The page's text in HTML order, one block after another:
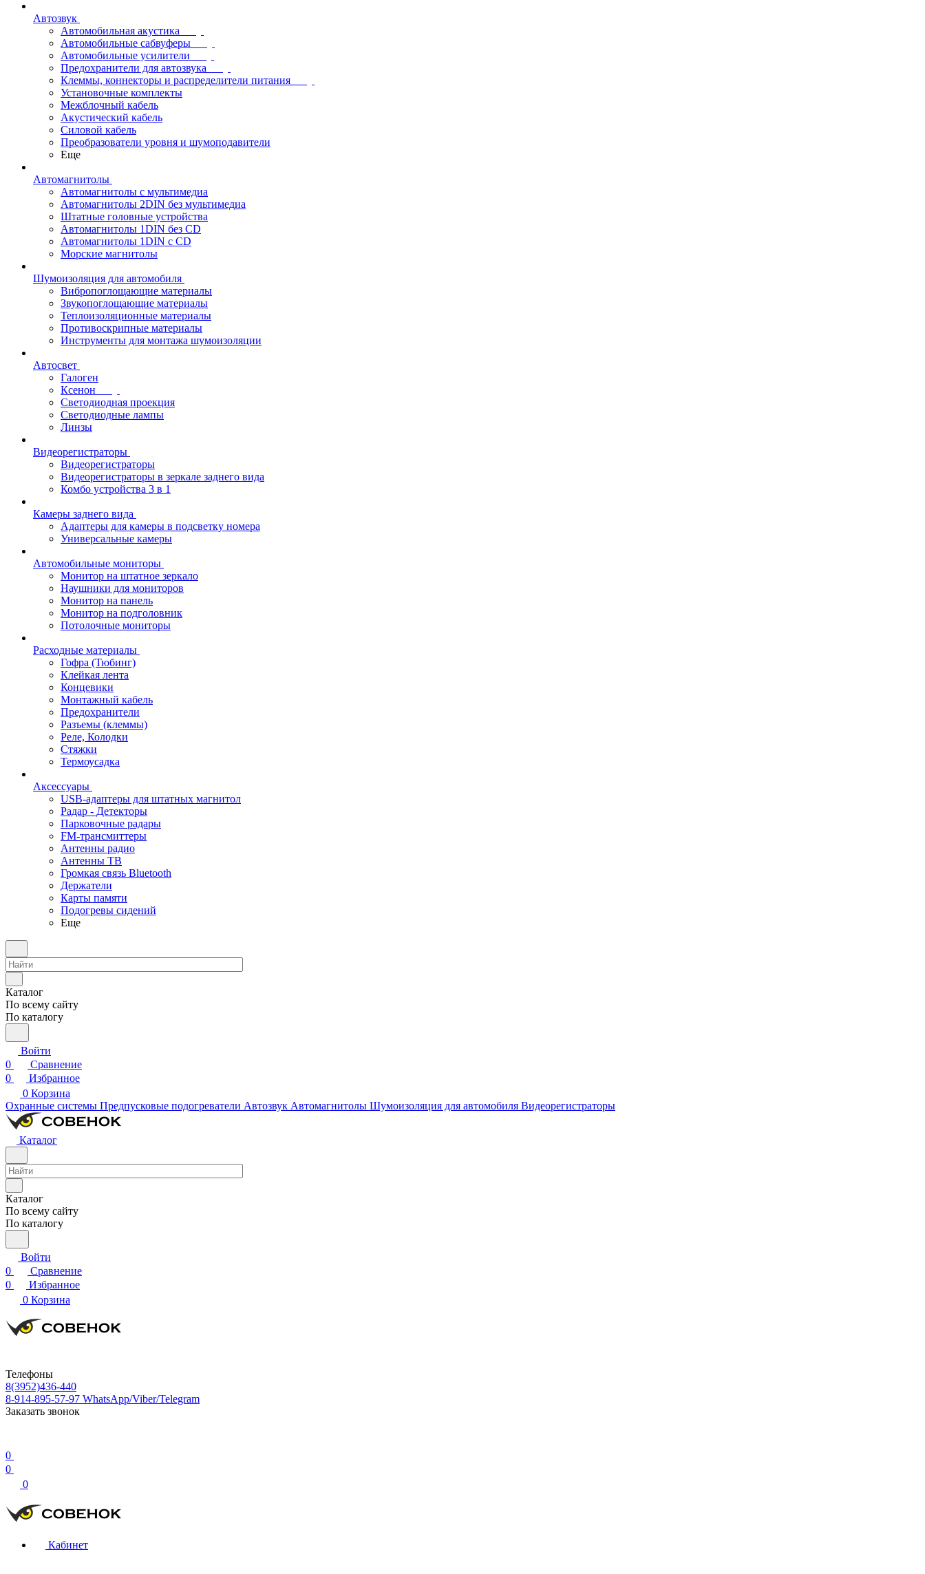
Автозвук
Автомобильная акустика
Автомобильные сабвуферы
Автомобильные усилители
Предохранители для автозвука
Клеммы, коннекторы и распределители питания
Установочные комплекты
Межблочный кабель
Акустический кабель
Силовой кабель
Преобразователи уровня и шумоподавители
Еще
Автомагнитолы
Автомагнитолы с мультимедиа
Автомагнитолы 2DIN без мультимедиа
Штатные головные устройства
Автомагнитолы 1DIN без CD
Автомагнитолы 1DIN с CD
Морские магнитолы
Шумоизоляция для автомобиля
Вибропоглощающие материалы
Звукопоглощающие материалы
Теплоизоляционные материалы
Противоскрипные материалы
Инструменты для монтажа шумоизоляции
Автосвет
Галоген
Ксенон
Светодиодная проекция
Светодиодные лампы
Линзы
Видеорегистраторы
Видеорегистраторы
Видеорегистраторы в зеркале заднего вида
Комбо устройства 3 в 1
Камеры заднего вида
Адаптеры для камеры в подсветку номера
Универсальные камеры
Автомобильные мониторы
Монитор на штатное зеркало
Наушники для мониторов
Монитор на панель
Монитор на подголовник
Потолочные мониторы
Расходные материалы
Гофра (Тюбинг)
Клейкая лента
Концевики
Монтажный кабель
Предохранители
Разъемы (клеммы)
Реле, Колодки
Стяжки
Термоусадка
Аксессуары
USB-адаптеры для штатных магнитол
Радар - Детекторы
Парковочные радары
FM-трансмиттеры
Антенны радио
Антенны ТВ
Громкая связь Bluetooth
Держатели
Карты памяти
Подогревы сидений
Еще
Каталог
По всему сайту
По каталогу
Войти
0
Сравнение
0
Избранное
0 Корзина
Охранные системы Предпусковые подогреватели Автозвук Автомагнитолы Шумоизоляция для автомобиля Видеорегистраторы
Каталог
Каталог
По всему сайту
По каталогу
Войти
0
Сравнение
0
Избранное
0 Корзина
Телефоны
8(3952)436-440
8-914-895-57-97 WhatsApp/Viber/Telegram
Заказать звонок
0
0
0
Кабинет